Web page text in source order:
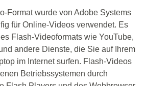
Format wurde von Adobe Systems
für Online-Videos verwendet. Es
Flash-Videoformats wie YouTube,
andere Dienste, die Sie auf Ihrem
im Internet surfen. Flash-Videos
Betriebssystemen durch